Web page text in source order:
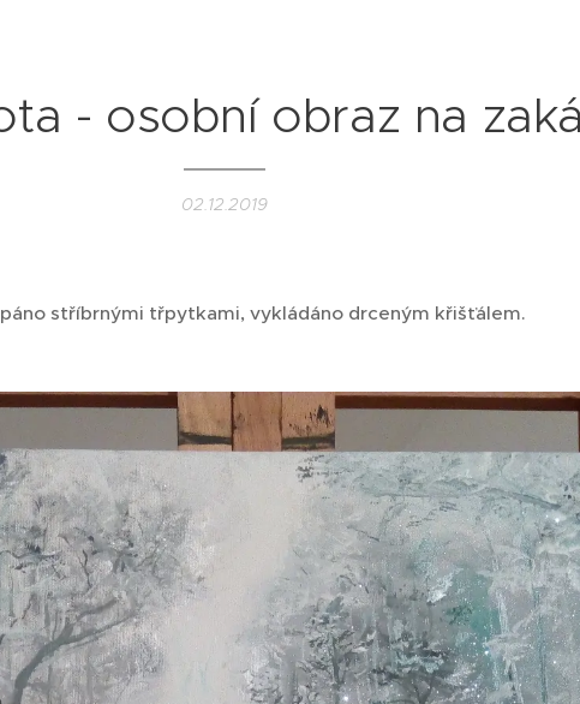
- osobní obraz na
02.12.2019
stříbrnými třpytkami, vykládáno drceným křišťálem. ♥